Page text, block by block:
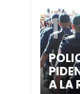
A LA